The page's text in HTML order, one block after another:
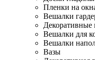
Пленки на
Вешалки
Вешалки для
Вешалки
Вазы